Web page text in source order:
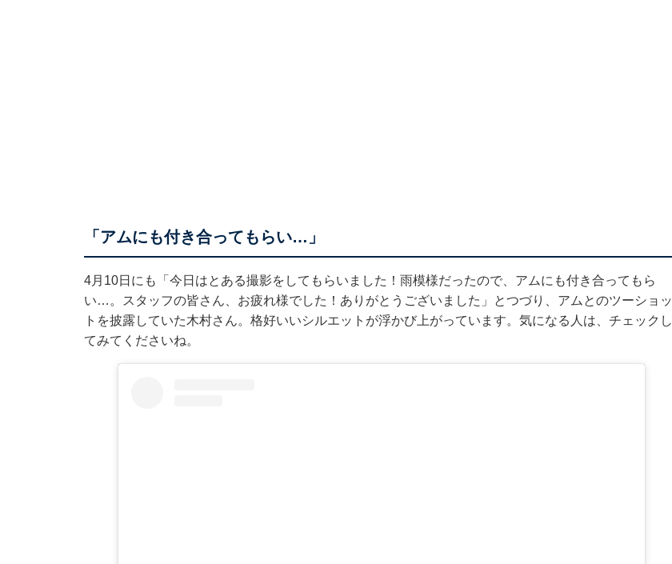
「アムにも付き合ってもらい…」
4月10日にも「今日はとある撮影をしてもらいました！雨模様だったので、アムにも付き合ってもら
い…。スタッフの皆さん、お疲れ様でした！ありがとうございました」とつづり、アムとのツーショッ
トを披露していた木村さん。格好いいシルエットが浮かび上がっています。気になる人は、チェックし
てみてくださいね。